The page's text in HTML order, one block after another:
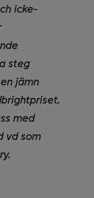
icke-
steg
jämn
med
vd som